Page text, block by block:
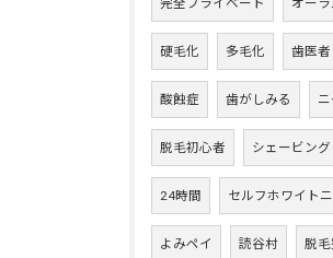
完全プライベート オー
硬毛化 多毛化 歯医者
酸蝕症 歯がしみる
脱毛初心者 シェービング
24時間 セルフホワイト
よみペイ 読谷村 脱毛